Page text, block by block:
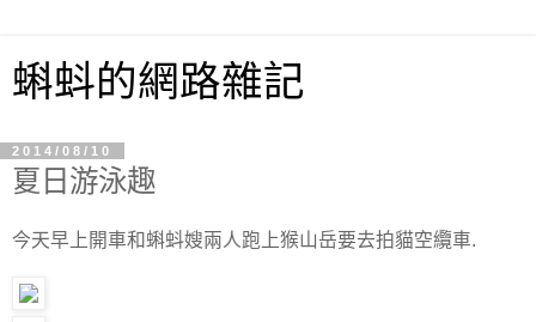
蝌蚪的網路雜記
2014/08/10
夏日游泳趣
今天早上開車和蝌蚪嫂兩人跑上猴山岳要去拍貓空纜車.